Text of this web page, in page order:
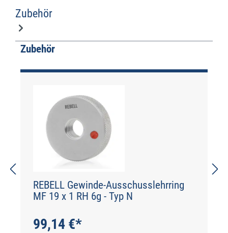
Zubehör
Produktgalerie überspringen
Zubehör
REBELL Gewinde-Ausschusslehrring
MF 19 x 1 RH 6g - Typ N
99,14 €*